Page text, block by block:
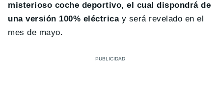
misterioso coche deportivo, el cual dispondrá de
una versión 100% eléctricay será revelado en el
mes de mayo.